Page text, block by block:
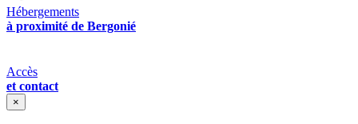
Hébergements
à proximité de Bergonié
Accès
et contact
×